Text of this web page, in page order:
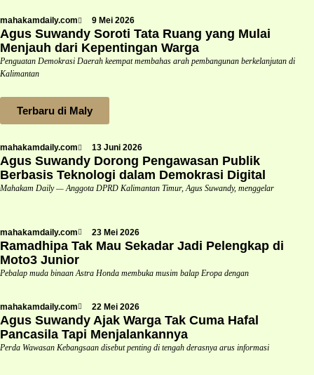
mahakamdaily.com 9 Mei 2026
Agus Suwandy Soroti Tata Ruang yang Mulai
Menjauh dari Kepentingan Warga
Penguatan Demokrasi Daerah keempat membahas arah pembangunan berkelanjutan di
Kalimantan
Terbaru di Maly
mahakamdaily.com 13 Juni 2026
Agus Suwandy Dorong Pengawasan Publik
Berbasis Teknologi dalam Demokrasi Digital
Mahakam Daily — Anggota DPRD Kalimantan Timur, Agus Suwandy, menggelar
mahakamdaily.com 23 Mei 2026
Ramadhipa Tak Mau Sekadar Jadi Pelengkap di
Moto3 Junior
Pebalap muda binaan Astra Honda membuka musim balap Eropa dengan
mahakamdaily.com 22 Mei 2026
Agus Suwandy Ajak Warga Tak Cuma Hafal
Pancasila Tapi Menjalankannya
Perda Wawasan Kebangsaan disebut penting di tengah derasnya arus informasi